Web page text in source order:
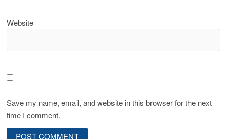
Website
Save my name, email, and website in this browser for the next
time I comment.